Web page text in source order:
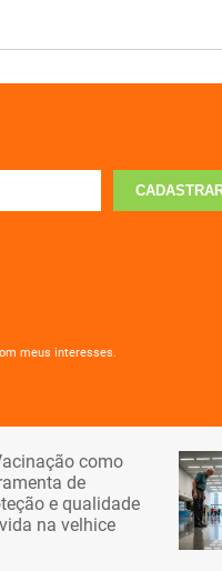
meus interesses.
como
de
e qualidade
na velhice